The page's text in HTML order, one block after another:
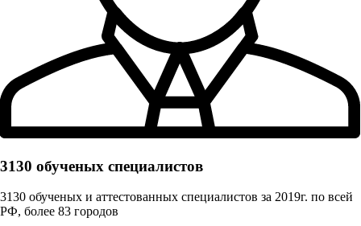
3130 обученых cпециалистов
3130 обученых и аттестованных специалистов за 2019г. по всей
РФ, более 83 городов